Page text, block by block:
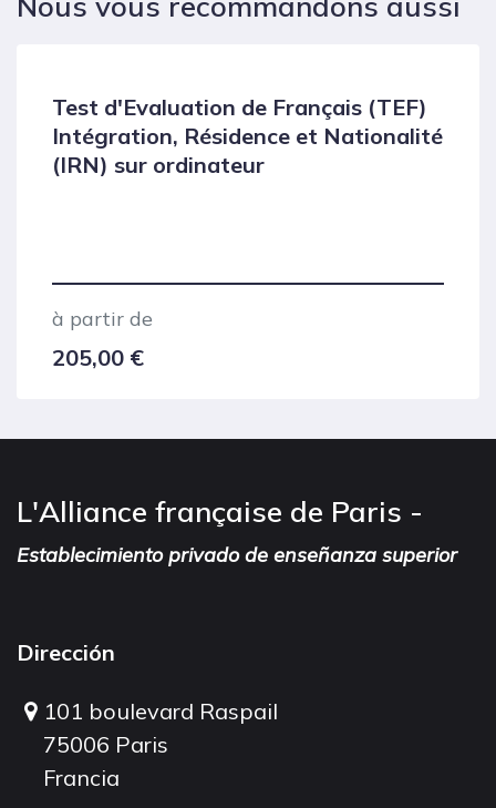
Test d'Evaluation de Français (TEF)
Intégration, Résidence et Nationalité
(IRN) sur ordinateur
à partir de
205,00 €
L'Alliance française de Paris -
Establecimiento privado de enseñanza superior
Dirección
101 boulevard Raspail
75006 Paris
Francia